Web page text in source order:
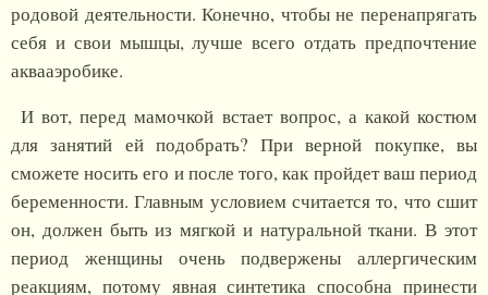
родовой деятельности. Конечно, чтобы не перенапрягать
себя и свои мышцы, лучше всего отдать предпочтение
аквааэробике.
И вот, перед мамочкой встает вопрос, а какой костюм
для занятий ей подобрать? При верной покупке, вы
сможете носить его и после того, как пройдет ваш период
беременности. Главным условием считается то, что сшит
он, должен быть из мягкой и натуральной ткани. В этот
период женщины очень подвержены аллергическим
реакциям, потому явная синтетика способна принести